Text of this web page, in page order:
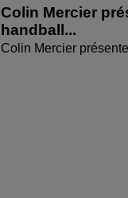
Colin Mercier
handball...
Colin Mercier